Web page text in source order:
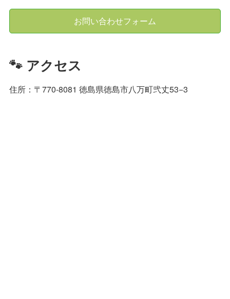
お問い合わせフォーム
🐾 アクセス
住所：〒770-8081 徳島県徳島市八万町弐丈53−3